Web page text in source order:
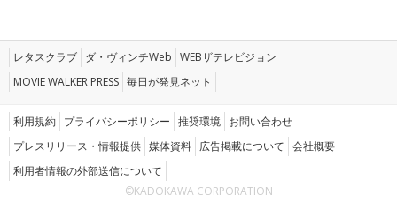
レタスクラブ ダ・ヴィンチWeb WEBザテレビジョン
MOVIE WALKER PRESS 毎日が発見ネット
利用規約 プライバシーポリシー 推奨環境 お問い合わせ
プレスリリース・情報提供 媒体資料 広告掲載について 会社概要
利用者情報の外部送信について
©KADOKAWA CORPORATION